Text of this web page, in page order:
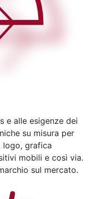
e alle esigenze dei
su misura per
logo, grafica
mobili e così via.
sul mercato.